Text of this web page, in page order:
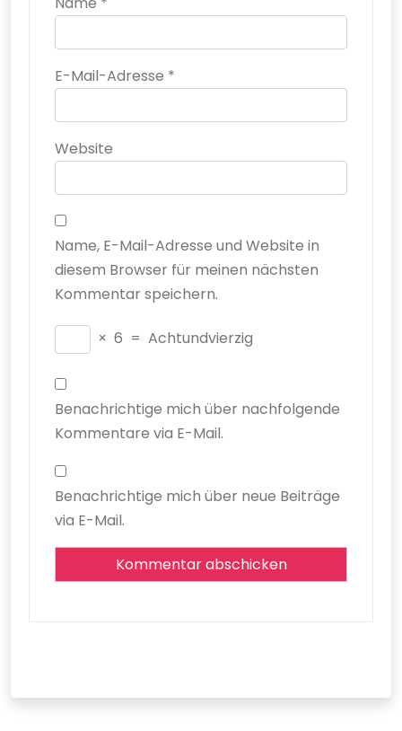
E-Mail-Adresse *
Website
Name, E-Mail-Adresse und Website in
diesem Browser für meinen nächsten
Kommentar speichern.
× 6 = Achtundvierzig
Benachrichtige mich über nachfolgende
Kommentare via E-Mail.
Benachrichtige mich über neue Beiträge
via E-Mail.